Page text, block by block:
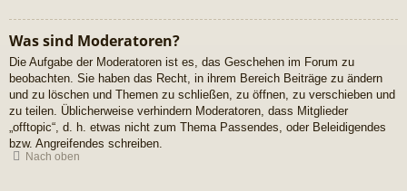
Was sind Moderatoren?
Die Aufgabe der Moderatoren ist es, das Geschehen im Forum zu
beobachten. Sie haben das Recht, in ihrem Bereich Beiträge zu ändern
und zu löschen und Themen zu schließen, zu öffnen, zu verschieben und
zu teilen. Üblicherweise verhindern Moderatoren, dass Mitglieder
„offtopic“, d. h. etwas nicht zum Thema Passendes, oder Beleidigendes
bzw. Angreifendes schreiben.
Nach oben